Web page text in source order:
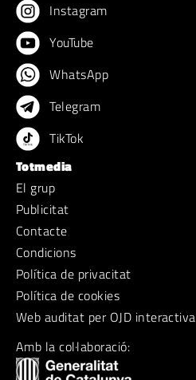
Instagram
YouTube
WhatsApp
Telegram
TikTok
Totmedia
El grup
Publicitat
Contacte
Condicions
Política de privacitat
Política de cookies
Web auditat per OJD interactiva
Amb la col·laboració: